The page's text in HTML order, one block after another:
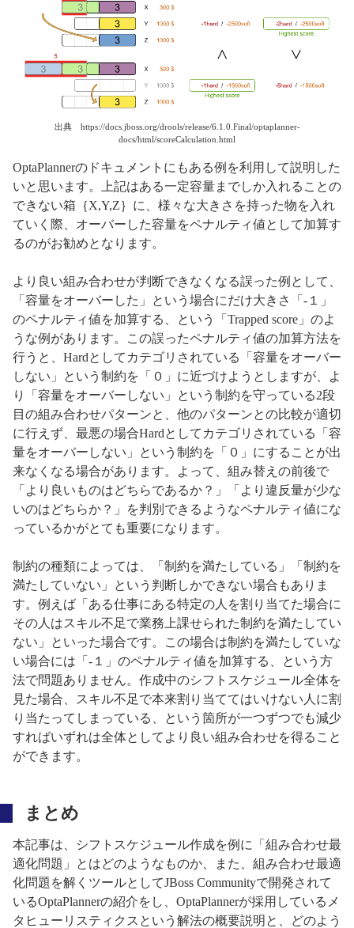
出典 https://docs.jboss.org/drools/release/6.1.0.Final/optaplanner-
docs/html/scoreCalculation.html
OptaPlannerのドキュメントにもある例を利用して説明した
いと思います。上記はある一定容量までしか入れることの
できない箱｛X,Y,Z｝に、様々な大きさを持った物を入れ
ていく際、オーバーした容量をペナルティ値として加算す
るのがお勧めとなります。
より良い組み合わせが判断できなくなる誤った例として、
「容量をオーバーした」という場合にだけ大きさ「-１」
のペナルティ値を加算する、という「Trapped score」のよ
うな例があります。この誤ったペナルティ値の加算方法を
行うと、Hardとしてカテゴリされている「容量をオーバー
しない」という制約を「０」に近づけようとしますが、よ
り「容量をオーバーしない」という制約を守っている2段
目の組み合わせパターンと、他のパターンとの比較が適切
に行えず、最悪の場合Hardとしてカテゴリされている「容
量をオーバーしない」という制約を「０」にすることが出
来なくなる場合があります。よって、組み替えの前後で
「より良いものはどちらであるか？」「より違反量が少な
いのはどちらか？」を判別できるようなペナルティ値にな
っているかがとても重要になります。
制約の種類によっては、「制約を満たしている」「制約を
満たしていない」という判断しかできない場合もありま
す。例えば「ある仕事にある特定の人を割り当てた場合に
その人はスキル不足で業務上課せられた制約を満たしてい
ない」といった場合です。この場合は制約を満たしていな
い場合には「-１」のペナルティ値を加算する、という方
法で問題ありません。作成中のシフトスケジュール全体を
見た場合、スキル不足で本来割り当ててはいけない人に割
り当たってしまっている、という箇所が一つずつでも減少
すればいずれは全体としてより良い組み合わせを得ること
ができます。
まとめ
本記事は、シフトスケジュール作成を例に「組み合わせ最
適化問題」とはどのようなものか、また、組み合わせ最適
化問題を解くツールとしてJBoss Communityで開発されて
いるOptaPlannerの紹介をし、OptaPlannerが採用しているメ
タヒューリスティクスという解法の概要説明と、どのよう